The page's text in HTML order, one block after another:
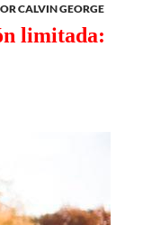
CALVIN GEORGE
limitada: